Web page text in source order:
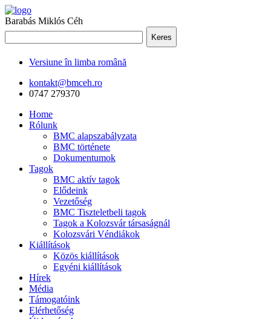
Barabás Miklós Céh
Keres
Versiune în limba română
kontakt@bmceh.ro
0747 279370
Home
Rólunk
BMC alapszabályzata
BMC története
Dokumentumok
Tagok
BMC aktív tagok
Elődeink
Vezetőség
BMC Tiszteletbeli tagok
Tagok a Kolozsvár társaságnál
Kolozsvári Véndiákok
Kiállítások
Közös kiállítások
Egyéni kiállítások
Hírek
Média
Támogatóink
Elérhetőség